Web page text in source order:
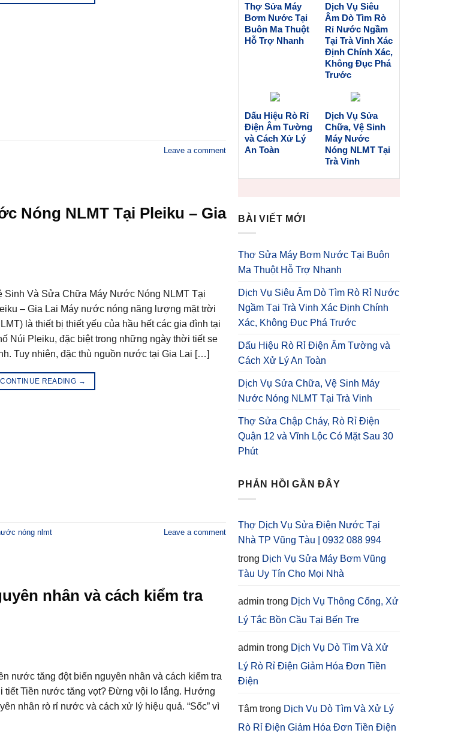
Leave a comment
Nóng NLMT Tại Pleiku – Gia
Sinh Và Sửa Chữa Máy Nước Nóng NLMT Tại
– Gia Lai Máy nước nóng năng lượng mặt trời
là thiết bị thiết yếu của hầu hết các gia đình tại
Núi Pleiku, đặc biệt trong những ngày thời tiết se
Tuy nhiên, đặc thù nguồn nước tại Gia Lai […]
CONTINUE READING →
nóng nlmt Leave a comment
nhân và cách kiểm tra
nước tăng đột biến nguyên nhân và cách kiểm tra
tiết Tiền nước tăng vọt? Đừng vội lo lắng. Hướng
nhân rò rỉ nước và cách xử lý hiệu quả. “Sốc” vì
Thợ Sửa Máy
Bơm Nước Tại
Buôn Ma Thuột
Hỗ Trợ Nhanh
Dịch Vụ Siêu
Âm Dò Tìm Rò
Rỉ Nước Ngầm
Tại Trà Vinh Xác
Định Chính Xác,
Không Đục Phá
Trước
Dấu Hiệu Rò Rỉ
Điện Âm Tường
và Cách Xử Lý
An Toàn
Dịch Vụ Sửa
Chữa, Vệ Sinh
Máy Nước
Nóng NLMT Tại
Trà Vinh
BÀI VIẾT MỚI
Thợ Sửa Máy Bơm Nước Tại Buôn
Ma Thuột Hỗ Trợ Nhanh
Dịch Vụ Siêu Âm Dò Tìm Rò Rỉ Nước
Ngầm Tại Trà Vinh Xác Định Chính
Xác, Không Đục Phá Trước
Dấu Hiệu Rò Rỉ Điện Âm Tường và
Cách Xử Lý An Toàn
Dịch Vụ Sửa Chữa, Vệ Sinh Máy
Nước Nóng NLMT Tại Trà Vinh
Thợ Sửa Chập Cháy, Rò Rỉ Điện
Quận 12 và Vĩnh Lộc Có Mặt Sau 30
Phút
PHẢN HỒI GẦN ĐÂY
Thợ Dịch Vụ Sửa Điện Nước Tại
Nhà TP Vũng Tàu | 0932 088 994
trong Dịch Vụ Sửa Máy Bơm Vũng
Tàu Uy Tín Cho Mọi Nhà
admin trong Dịch Vụ Thông Cống, Xử
Lý Tắc Bồn Cầu Tại Bến Tre
admin trong Dịch Vụ Dò Tìm Và Xử
Lý Rò Rỉ Điện Giảm Hóa Đơn Tiền
Điện
Tâm trong Dịch Vụ Dò Tìm Và Xử Lý
Rò Rỉ Điện Giảm Hóa Đơn Tiền Điện